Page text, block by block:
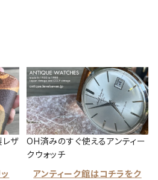
ザ
OH済みのすぐ使えるアンティー
クウォッチ
アンティーク館はコチラをク